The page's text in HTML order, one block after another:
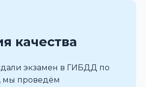
качества
экзамен в ГИБДД по
мы проведём